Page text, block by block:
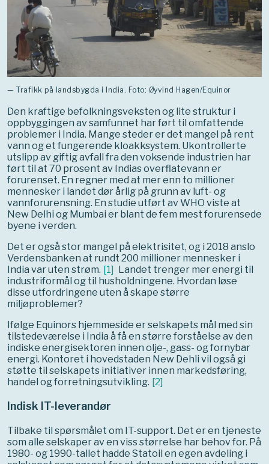
— Trafikk på landsbygda i India. Foto: Øyvind Hagen/Equinor
Den kraftige befolkningsveksten og lite struktur i
oppbyggingen av samfunnet har ført til omfattende
problemer i India. Mange steder er det mangel på rent
vann og et fungerende kloakksystem. Ukontrollerte
utslipp av giftig avfall fra den voksende industrien har
ført til at 70 prosent av Indias overflatevann er
forurenset. En regner med at mer enn to millioner
mennesker i landet dør årlig på grunn av luft- og
vannforurensning. En studie utført av WHO viste at
New Delhi og Mumbai er blant de fem mest forurensede
byene i verden.
Det er også stor mangel på elektrisitet, og i 2018 anslo
Verdensbanken at rundt 200 millioner mennesker i
India var uten strøm. [1] Landet trenger mer energi til
industriformål og til husholdningene. Hvordan løse
disse utfordringene uten å skape større
miljøproblemer?
Ifølge Equinors hjemmeside er selskapets mål med sin
tilstedeværelse i India å få en større forståelse av den
indiske energisektoren innen olje-, gass- og fornybar
energi. Kontoret i hovedstaden New Dehli vil også gi
støtte til selskapets initiativer innen markedsføring,
handel og forretningsutvikling. [2]
Indisk IT-leverandør
Tilbake til spørsmålet om IT-support. Det er en tjeneste
som alle selskaper av en viss størrelse har behov for. På
1980- og 1990-tallet hadde Statoil en egen avdeling i